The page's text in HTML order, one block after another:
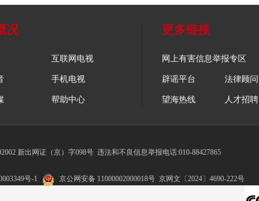
况
互联网电视
手机电视
帮助中心
更多链接
网上有害信息举报专区
辟谣平台 法律顾问
望海热线 人才招聘
新出网证（京）字098号 违法和不良信息举报电话:010-88427865
号-1 京公网安备 11000002000018号 京网文〔2024〕4690-222号